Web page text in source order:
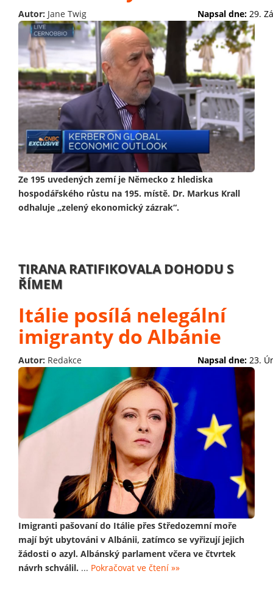
Autor: Jane Twig Napsal dne: 29.
Ze 195 uvedených zemí je Německo z hlediska
hospodářského růstu na 195. místě. Dr. Markus Krall
odhaluje „zelený ekonomický zázrak“.
TIRANA RATIFIKOVALA DOHODU S
ŘÍMEM
Itálie posílá nelegální
imigranty do Albánie
Autor: Redakce Napsal dne: 23.
Imigranti pašovaní do Itálie přes Středozemní moře
mají být ubytováni v Albánii, zatímco se vyřizují jejich
žádosti o azyl. Albánský parlament včera ve čtvrtek
návrh schválil. ... Pokračovat ve čtení »»